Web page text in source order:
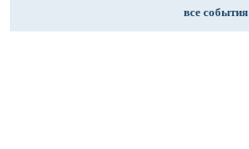
все события